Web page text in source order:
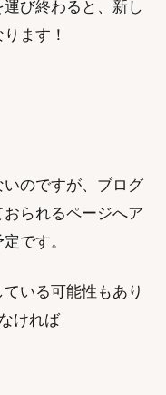
び終わると、新し
ます！
のですが、ブログ
られるページへア
です。
いる可能性もあり
ければ